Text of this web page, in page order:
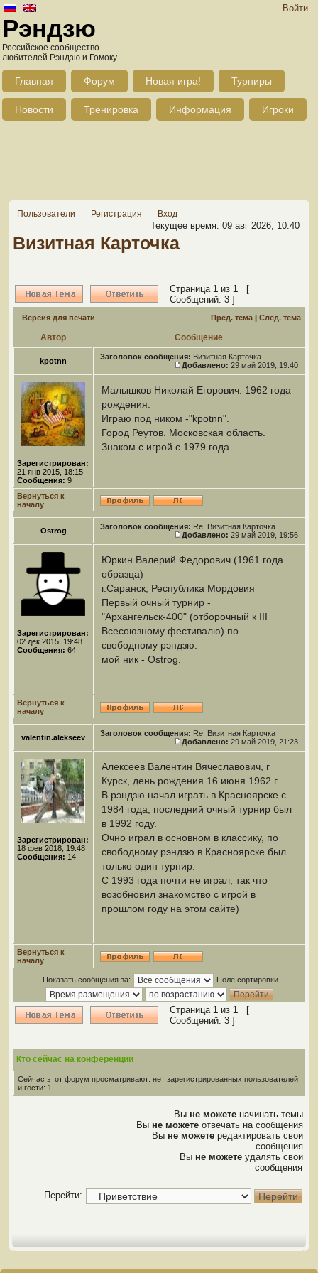
Войти
Рэндзю
Российское сообщество
любителей Рэндзю и Гомоку
Главная Форум Новая игра! Турниры
Новости Тренировка Информация Игроки
Пользователи Регистрация Вход
Текущее время: 09 авг 2026, 10:40
Визитная Карточка
Страница 1 из 1 [
Сообщений: 3 ]
Версия для печати Пред. тема | След. тема
Автор Сообщение
kpotnn Заголовок сообщения: Визитная Карточка
Добавлено: 29 май 2019, 19:40
Зарегистрирован:
21 янв 2015, 18:15
Сообщения: 9
Малышков Николай Егорович. 1962 года
рождения.
Играю под ником -"kpotnn".
Город Реутов. Московская область.
Знаком с игрой с 1979 года.
Вернуться к
началу
Ostrog Заголовок сообщения: Re: Визитная Карточка
Добавлено: 29 май 2019, 19:56
Зарегистрирован:
02 дек 2015, 19:48
Сообщения: 64
Юркин Валерий Федорович (1961 года
образца)
г.Саранск, Республика Мордовия
Первый очный турнир -
"Архангельск-400" (отборочный к III
Всесоюзному фестивалю) по
свободному рэндзю.
мой ник - Ostrog.
Вернуться к
началу
valentin.alekseev Заголовок сообщения: Re: Визитная Карточка
Добавлено: 29 май 2019, 21:23
Зарегистрирован:
18 фев 2018, 19:48
Сообщения: 14
Алексеев Валентин Вячеславович, г
Курск, день рождения 16 июня 1962 г
В рэндзю начал играть в Красноярске с
1984 года, последний очный турнир был
в 1992 году.
Очно играл в основном в классику, по
свободному рэндзю в Красноярске был
только один турнир.
С 1993 года почти не играл, так что
возобновил знакомство с игрой в
прошлом году на этом сайте)
Вернуться к
началу
Показать сообщения за: Поле сортировки
Страница 1 из 1 [
Сообщений: 3 ]
Кто сейчас на конференции
Сейчас этот форум просматривают: нет зарегистрированных пользователей
и гости: 1
Вы не можете начинать темы
Вы не можете отвечать на сообщения
Вы не можете редактировать свои
сообщения
Вы не можете удалять свои
сообщения
Перейти: